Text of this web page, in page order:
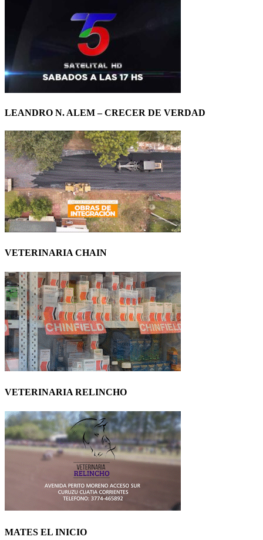
LEANDRO N. ALEM – CRECER DE VERDAD
VETERINARIA CHAIN
VETERINARIA RELINCHO
MATES EL INICIO